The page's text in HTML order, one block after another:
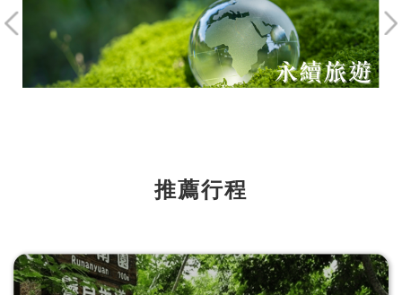
推薦行程